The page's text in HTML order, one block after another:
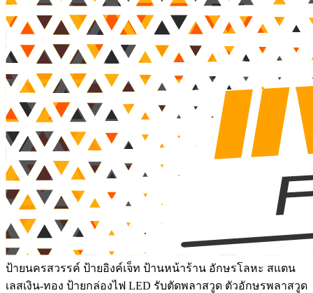
ป้ายนครสวรรค์ ป้ายอิงค์เจ็ท ป้านหน้าร้าน อักษรโลหะ สแตน
เลสเงิน-ทอง ป้ายกล่องไฟ LED รับตัดพลาสวูด ตัวอักษรพลาสวูด